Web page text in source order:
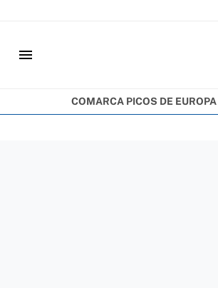
menu
COMARCA PICOS DE EUROPA